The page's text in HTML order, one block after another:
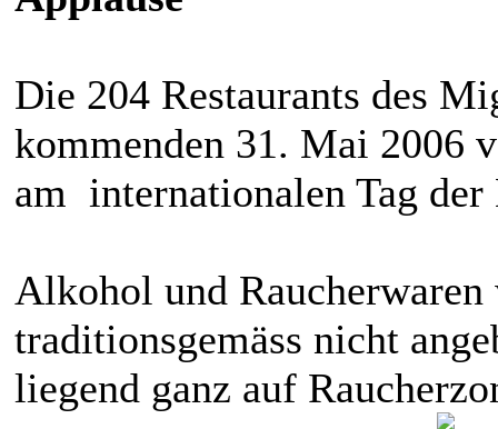
Die 204 Restaurants des
kommenden 31. Mai 2006
am internationalen Tag der
Alkohol und
traditionsgemäss nicht
liegend ganz auf